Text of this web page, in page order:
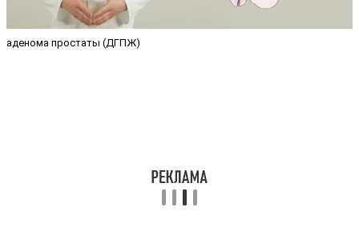
аденома простаты (ДГПЖ)